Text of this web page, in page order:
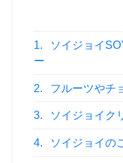
1.
ソイジョイ
ー
2. フルーツやチ
3. ソイジョイク
4. ソイジョイの